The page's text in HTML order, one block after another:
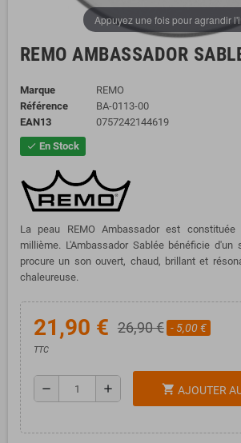
Appuyez une fois pour agrandir
REMO AMBASSADOR
Marque
REMO
Référence
BA-0113-00
EAN13
0757242144619
check En Stock
La peau REMO Ambassador est
millième. L'Ambassador Sablée bénéficie d'un
procure un son ouvert, chaud, brillant et
chaleureuse.
21,90 € 26,90 € - 5,00 €
TTC
remove add shopping_cart AJOUTER